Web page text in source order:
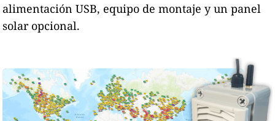
alimentación USB, equipo de montaje y un panel
solar opcional.